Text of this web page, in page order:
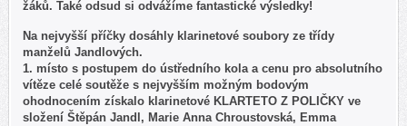
žáků. Také odsud si odvážíme fantastické výsledky!
Na nejvyšší příčky dosáhly klarinetové soubory ze třídy
manželů Jandlových.
1. místo s postupem do ústředního kola a cenu pro absolutního
vítěze celé soutěže s nejvyšším možným bodovým
ohodnocením získalo klarinetové KLARTETO Z POLIČKY ve
složení Štěpán Jandl, Marie Anna Chroustovská, Emma